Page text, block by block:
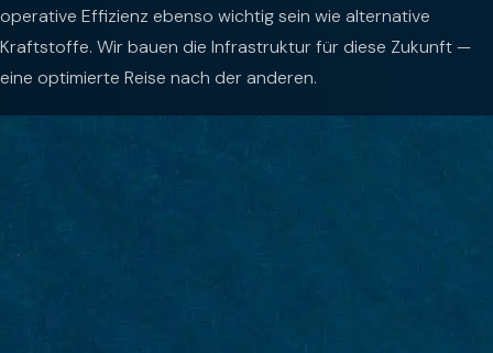
operative Effizienz ebenso wichtig sein wie alternative
Kraftstoffe. Wir bauen die Infrastruktur für diese Zukunft —
eine optimierte Reise nach der anderen.